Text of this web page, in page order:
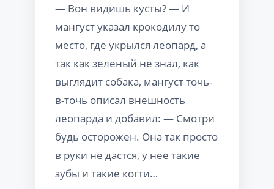
— Вон видишь кусты? — И
мангуст указал крокодилу то
место, где укрылся леопард, а
так как зеленый не знал, как
выглядит собака, мангуст точь-
в-точь описал внешность
леопарда и добавил: — Смотри
будь осторожен. Она так просто
в руки не дастся, у нее такие
зубы и такие когти…